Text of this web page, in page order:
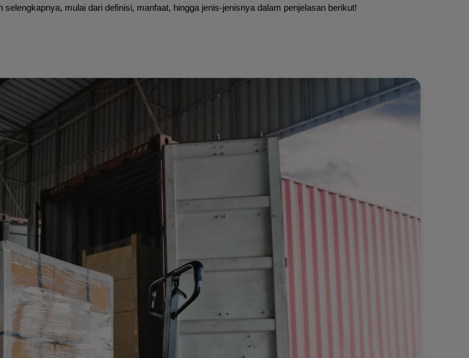
mulai dari definisi, manfaat, hingga jenis-jenisnya dalam penjelasan berikut!